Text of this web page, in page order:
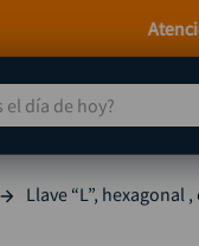
Paga
de hoy?
Llave “L”, hexagonal
1 . taladro